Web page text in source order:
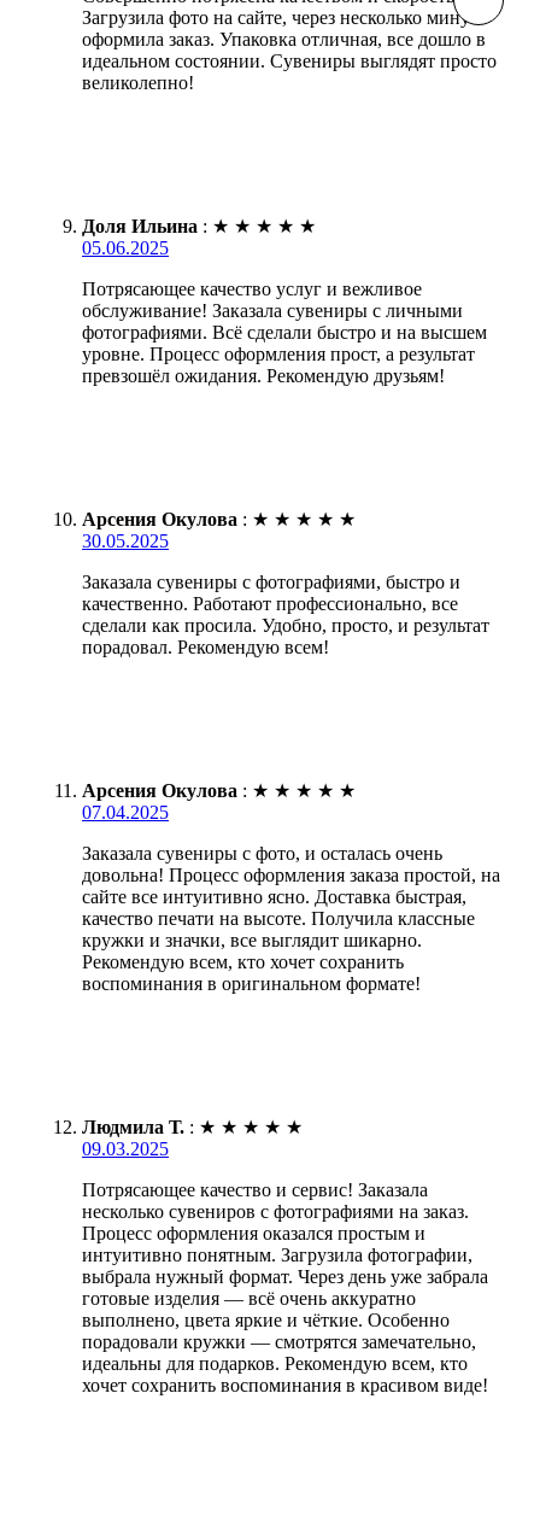
Загрузила фото на сайте, через несколько минут
оформила заказ. Упаковка отличная, все дошло в
идеальном состоянии. Сувениры выглядят просто
великолепно!
Доля Ильина : ★ ★ ★ ★ ★
05.06.2025
Потрясающее качество услуг и вежливое
обслуживание! Заказала сувениры с личными
фотографиями. Всё сделали быстро и на высшем
уровне. Процесс оформления прост, а результат
превзошёл ожидания. Рекомендую друзьям!
Арсения Окулова : ★ ★ ★ ★ ★
30.05.2025
Заказала сувениры с фотографиями, быстро и
качественно. Работают профессионально, все
сделали как просила. Удобно, просто, и результат
порадовал. Рекомендую всем!
Арсения Окулова : ★ ★ ★ ★ ★
07.04.2025
Заказала сувениры с фото, и осталась очень
довольна! Процесс оформления заказа простой, на
сайте все интуитивно ясно. Доставка быстрая,
качество печати на высоте. Получила классные
кружки и значки, все выглядит шикарно.
Рекомендую всем, кто хочет сохранить
воспоминания в оригинальном формате!
Людмила Т. : ★ ★ ★ ★ ★
09.03.2025
Потрясающее качество и сервис! Заказала
несколько сувениров с фотографиями на заказ.
Процесс оформления оказался простым и
интуитивно понятным. Загрузила фотографии,
выбрала нужный формат. Через день уже забрала
готовые изделия — всё очень аккуратно
выполнено, цвета яркие и чёткие. Особенно
порадовали кружки — смотрятся замечательно,
идеальны для подарков. Рекомендую всем, кто
хочет сохранить воспоминания в красивом виде!